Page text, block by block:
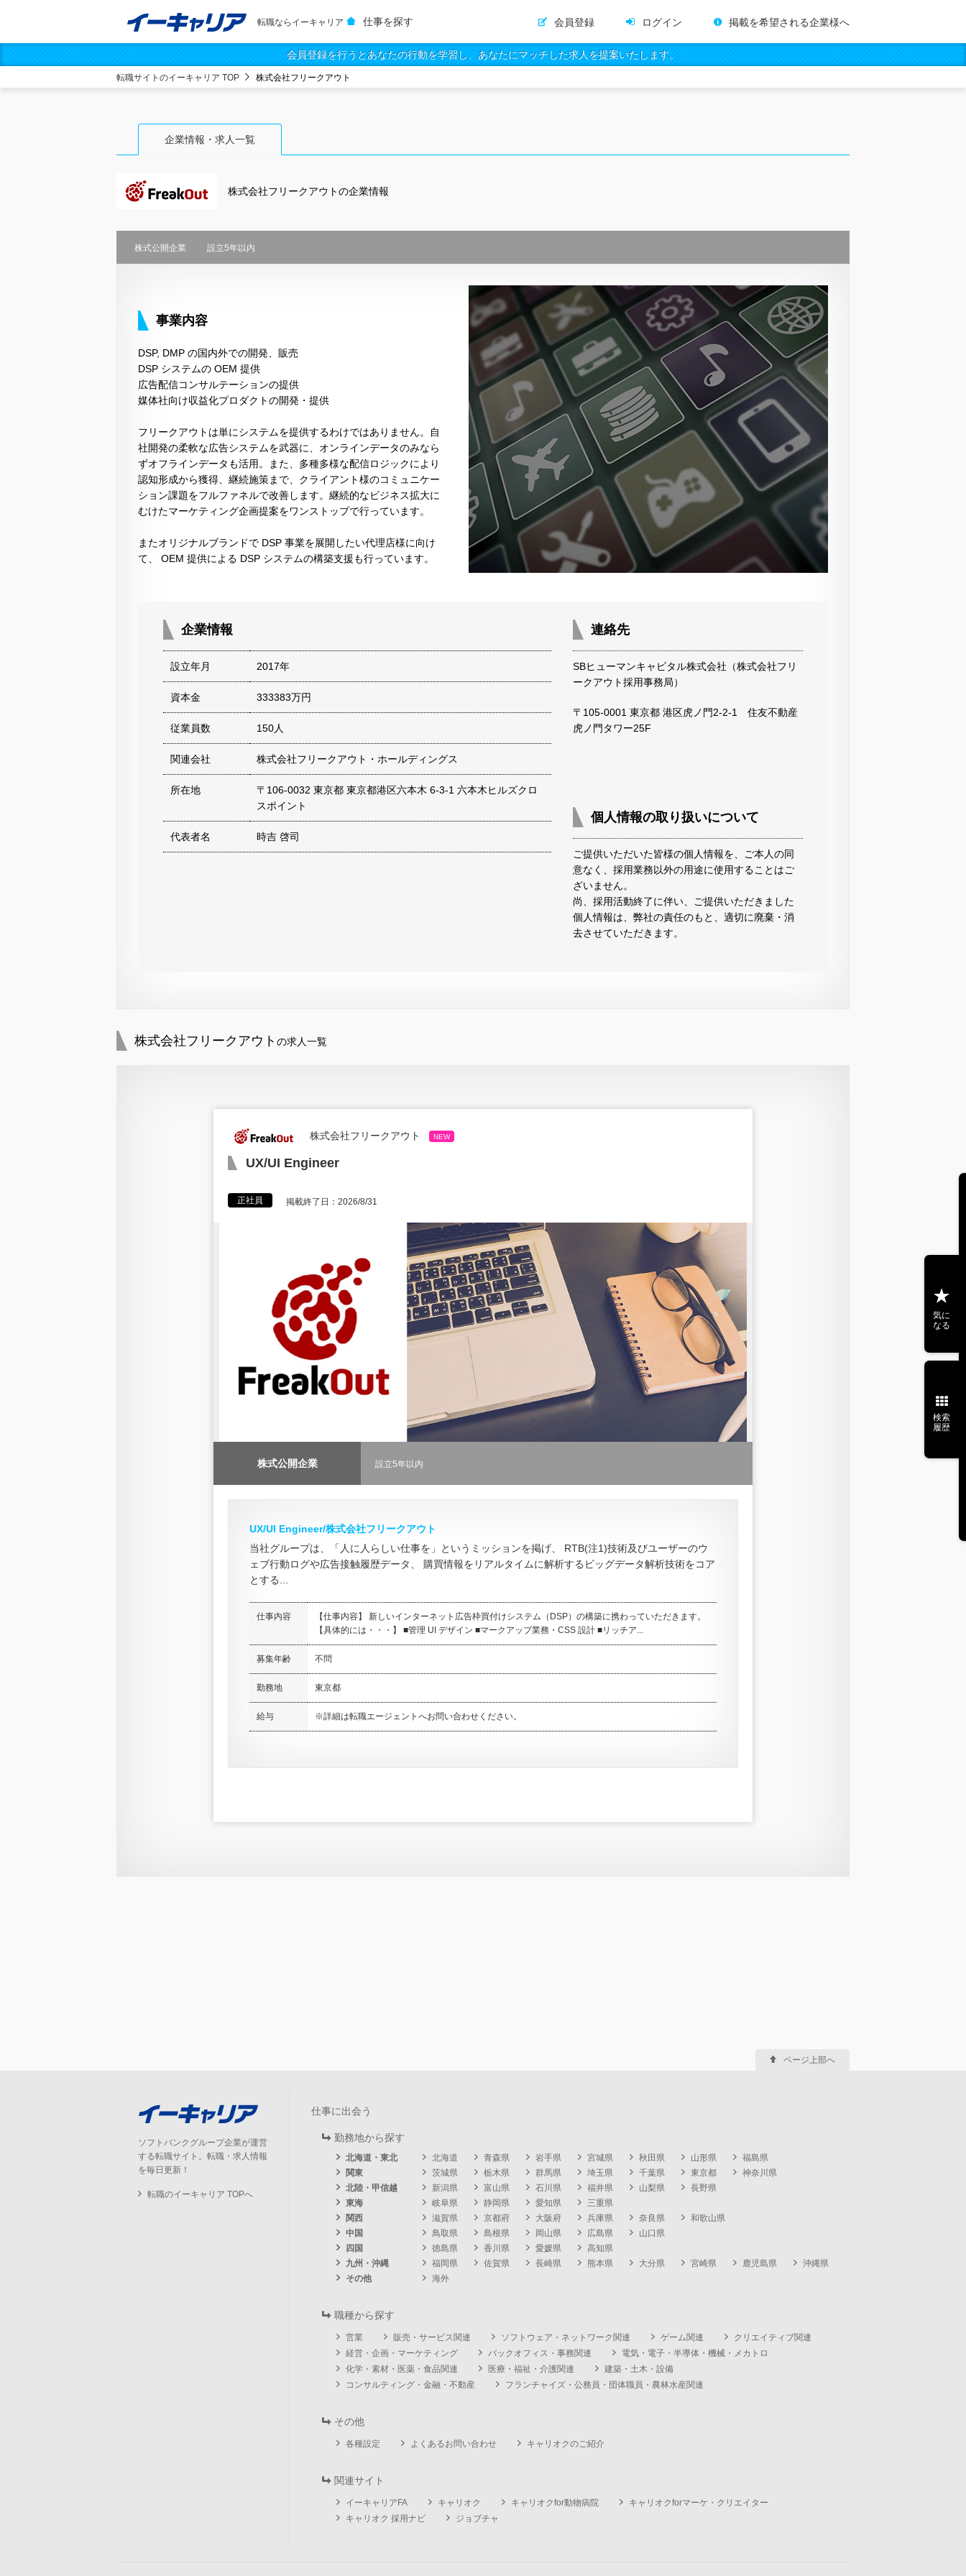
転職ならイーキャリア 仕事を探す 会員登録 ログイン 掲載を希望される企業様へ
会員登録を行うとあなたの行動を学習し、あなたにマッチした求人を提案いたします。
転職サイトのイーキャリア TOP 株式会社フリークアウト
企業情報・求人一覧
株式会社フリークアウトの企業情報
株式公開企業 設立5年以内
事業内容
DSP, DMP の国内外での開発、販売
DSP システムの OEM 提供
広告配信コンサルテーションの提供
媒体社向け収益化プロダクトの開発・提供
フリークアウトは単にシステムを提供するわけではありません。自
社開発の柔軟な広告システムを武器に、オンラインデータのみなら
ずオフラインデータも活用。また、多種多様な配信ロジックにより
認知形成から獲得、継続施策まで、クライアント様のコミュニケー
ション課題をフルファネルで改善します。継続的なビジネス拡大に
むけたマーケティング企画提案をワンストップで行っています。
またオリジナルブランドで DSP 事業を展開したい代理店様に向け
て、 OEM 提供による DSP システムの構築支援も行っています。
企業情報
設立年月 2017年
資本金 333383万円
従業員数 150人
関連会社 株式会社フリークアウト・ホールディングス
所在地
〒106-0032 東京都 東京都港区六本木 6-3-1 六本木ヒルズクロ
スポイント
代表者名 時吉 啓司
連絡先
SBヒューマンキャピタル株式会社（株式会社フリ
ークアウト採用事務局）
〒105-0001 東京都 港区虎ノ門2-2-1 住友不動産
虎ノ門タワー25F
個人情報の取り扱いについて
ご提供いただいた皆様の個人情報を、ご本人の同
意なく、採用業務以外の用途に使用することはご
ざいません。
尚、採用活動終了に伴い、ご提供いただきました
個人情報は、弊社の責任のもと、適切に廃棄・消
去させていただきます。
株式会社フリークアウト の求人一覧
株式会社フリークアウト NEW
UX/UI Engineer
正社員 掲載終了日：2026/8/31
株式公開企業 設立5年以内
UX/UI Engineer/株式会社フリークアウト
当社グループは、「人に人らしい仕事を」というミッションを掲げ、 RTB(注1)技術及びユーザーのウ
ェブ行動ログや広告接触履歴データ、 購買情報をリアルタイムに解析するビッグデータ解析技術をコア
とする...
仕事内容
【仕事内容】 新しいインターネット広告枠買付けシステム（DSP）の構築に携わっていただきます。
【具体的には・・・】 ■管理 UI デザイン ■マークアップ業務・CSS 設計 ■リッチア...
募集年齢 不問
勤務地 東京都
給与 ※詳細は転職エージェントへお問い合わせください。
気に
なる
検索
履歴
ソフトバンクグループ企業が運営
する転職サイト。転職・求人情報
を毎日更新！
転職のイーキャリア TOPへ
仕事に出会う
勤務地から探す
北海道・東北 北海道 青森県 岩手県 宮城県 秋田県 山形県
福島県
関東
茨城県 栃木県 群馬県 埼玉県 千葉県 東京都
神奈川県
北陸・甲信越
新潟県 富山県 石川県 福井県 山梨県
長野県
東海
岐阜県 静岡県 愛知県
三重県
関西
滋賀県 京都府 大阪府 兵庫県 奈良県
和歌山県
中国
鳥取県 島根県 岡山県 広島県
山口県
四国
徳島県 香川県 愛媛県
高知県
九州・沖縄
福岡県 佐賀県 長崎県 熊本県 大分県 宮崎県 鹿児島県
沖縄県
その他
海外
職種から探す
営業 販売・サービス関連 ソフトウェア・ネットワーク関連 ゲーム関連
クリエイティブ関連
経営・企画・マーケティング
バックオフィス・事務関連
電気・電子・半導体・機械・メカトロ
化学・素材・医薬・食品関連
医療・福祉・介護関連
建築・土木・設備
コンサルティング・金融・不動産
フランチャイズ・公務員・団体職員・農林水産関連
その他
各種設定 よくあるお問い合わせ キャリオクのご紹介
関連サイト
イーキャリアFA キャリオク キャリオクfor動物病院
キャリオクforマーケ・クリエイター
キャリオク 採用ナビ
ジョブチャ
ページ上部へ